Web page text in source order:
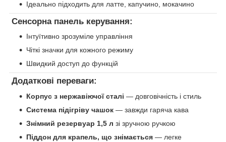
Ідеально підходить для латте, капучино, мокачино
Сенсорна панель керування:
Інтуїтивно зрозуміле управління
Чіткі значки для кожного режиму
Швидкий доступ до функцій
Додаткові переваги:
Корпус з нержавіючої сталі — довговічність і стиль
Система підігріву чашок — завжди гаряча кава
Знімний резервуар 1,5 л зі зручною ручкою
Піддон для крапель, що знімається — легке